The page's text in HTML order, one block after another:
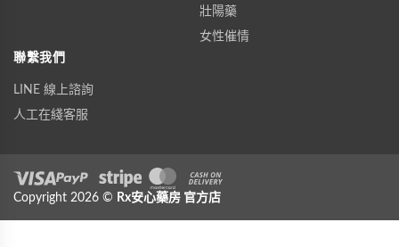
壯陽藥
女性催情
聯繫我們
LINE 線上諮詢
人工在綫客服
Visa PayPalStripe MasterCardCash On Delivery
Copyright 2026 © Rx安心藥房 官方店